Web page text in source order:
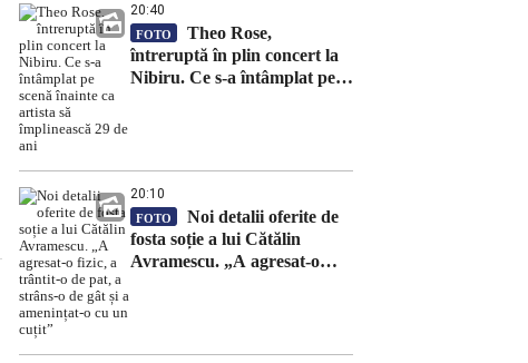
20:40
FOTO
Theo Rose,
întreruptă în plin concert la
Nibiru. Ce s-a întâmplat pe
20:10
FOTO
Noi detalii oferite de
fosta soție a lui Cătălin
Avramescu. „A agresat-o